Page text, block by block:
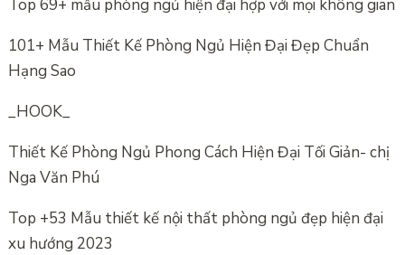
Top 69+ mẫu phòng ngủ hiện đại hợp với mọi không gian
101+ Mẫu Thiết Kế Phòng Ngủ Hiện Đại Đẹp Chuẩn
Hạng Sao
_HOOK_
Thiết Kế Phòng Ngủ Phong Cách Hiện Đại Tối Giản- chị
Nga Văn Phú
Top +53 Mẫu thiết kế nội thất phòng ngủ đẹp hiện đại
xu hướng 2023